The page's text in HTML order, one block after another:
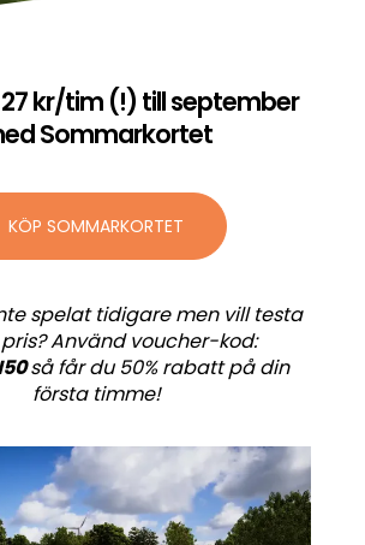
kr/tim (!) till september
Sommarkortet
KÖP SOMMARKORTET
spelat tidigare men vill testa
Använd voucher-kod:
så får du 50% rabatt på din
första timme!